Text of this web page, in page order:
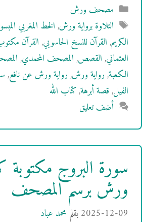
التصنيفات
مصحف ورش
الوسوم
التلاوة برواية ورش,الخط المغربي
الكريم,القرآن للنسخ الحاسوبي,القرآن
العثماني,القصص,المصحف المحمدي,
الكعبة,رواية ورش,رواية ورش عن نافع,
الفيل,قصة أبرهة,كتاب الله
أضف تعليق
سورة البروج مكتوبة
ورش برسم المصحف
2025-12-09بقلم محمد عباد